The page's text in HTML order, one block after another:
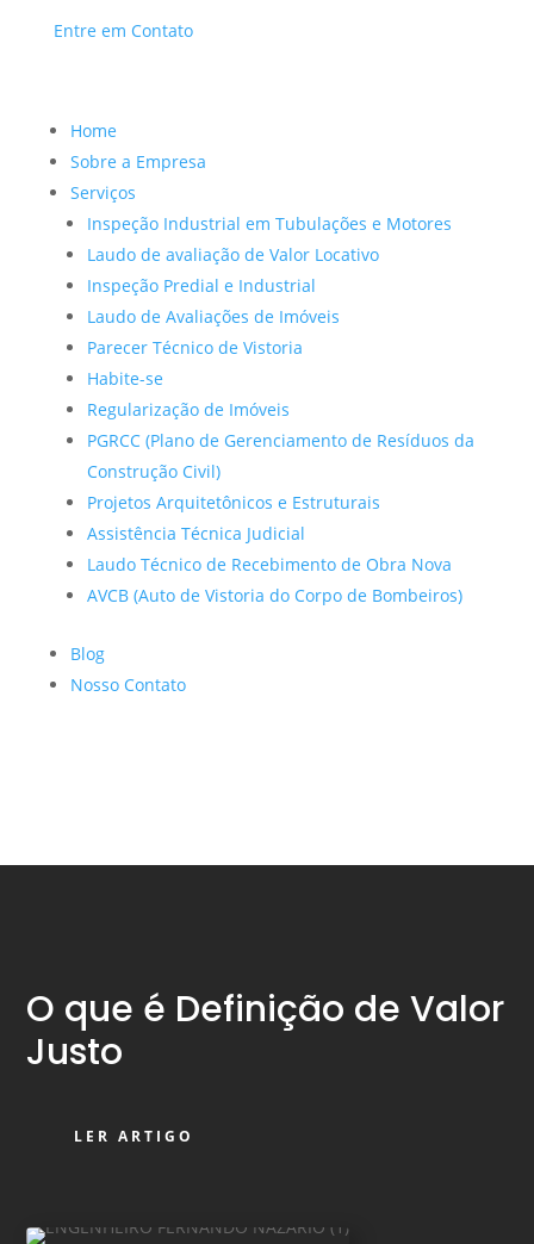
Entre em Contato
Home
Sobre a Empresa
Serviços
Inspeção Industrial em Tubulações e Motores
Laudo de avaliação de Valor Locativo
Inspeção Predial e Industrial
Laudo de Avaliações de Imóveis
Parecer Técnico de Vistoria
Habite-se
Regularização de Imóveis
PGRCC (Plano de Gerenciamento de Resíduos da
Construção Civil)
Projetos Arquitetônicos e Estruturais
Assistência Técnica Judicial
Laudo Técnico de Recebimento de Obra Nova
AVCB (Auto de Vistoria do Corpo de Bombeiros)
Blog
Nosso Contato
O que é Definição de Valor
Justo
LER ARTIGO